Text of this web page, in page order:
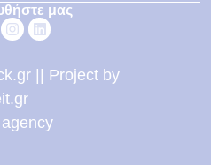
μας
|| Project by